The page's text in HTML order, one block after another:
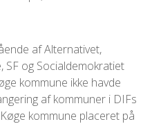
af Alternativet,
SF og Socialdemokratiet
kommune ikke havde
af kommuner i DIFs
kommune placeret på